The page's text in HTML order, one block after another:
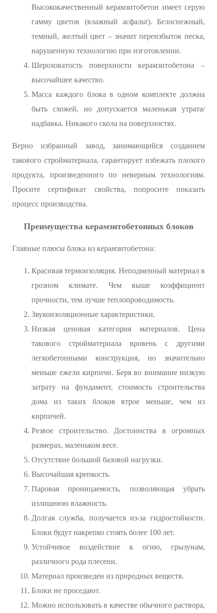
Высококачественный керамзитобетон имеет серую
гамму цветов (влажный асфальт). Белоснежный,
темный, желтый цвет – значит переизбыток песка,
нарушенную технологию при изготовлении.
Шероховатость поверхности керамзитобетона –
высочайшее качество.
Масса каждого блока в одном комплекте должна
быть схожей, но допускается маленькая утрата/
надбавка. Никакого скола на поверхностях.
Верно избранный завод, занимающийся созданием
такового стройматериала, гарантирует избежать плохого
продукта, произведенного по неверным технологиям.
Просите сертификат свойства, попросите показать
процесс производства.
Преимущества керамзитобетонных блоков
Главные плюсы блока из керамзитобетона:
Красивая термоизоляция. Неподменный материал в
грозном климате. Чем выше коэффициент
прочности, тем лучше теплопроводимость.
Звукоизоляционные характеристики.
Низкая ценовая категория материалов. Цена
такового стройматериала вровень с другими
легкобетонными конструкция, но значительно
меньше ежели кирпичи. Беря во внимание низкую
затрату на фундамент, стоимость строительства
дома из таких блоков втрое меньше, чем из
кирпичей.
Резвое строительство. Достоинства в огромных
размерах, маленьком весе.
Отсутствие большой базовой нагрузки.
Высочайшая крепкость.
Паровая проницаемость, позволяющая убрать
излишнюю влажность.
Долгая служба, получается из-за гидростойкости.
Блоки будут накрепко стоять более 100 лет.
Устойчивое воздействие к огню, грызунам,
различного рода плесени.
Материал произведен из природных веществ.
Блоки не проседают.
Можно использовать в качестве обычного раствора,